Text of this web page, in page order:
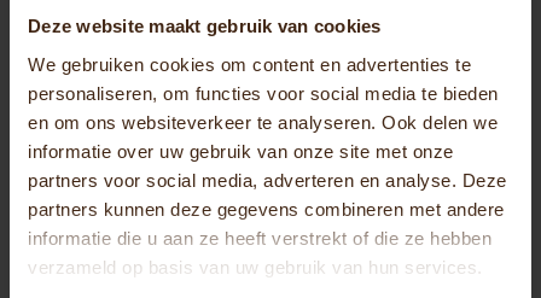
Deze website maakt gebruik van cookies
We gebruiken cookies om content en advertenties te
personaliseren, om functies voor social media te bieden
en om ons websiteverkeer te analyseren. Ook delen we
informatie over uw gebruik van onze site met onze
partners voor social media, adverteren en analyse. Deze
partners kunnen deze gegevens combineren met andere
informatie die u aan ze heeft verstrekt of die ze hebben
verzameld op basis van uw gebruik van hun services.
aan te houden zonder je te vermoeien. Voor
mensen met verminderde kracht of balans is het
verstandig om in lagere versnellingen te blijven
rijden, ook op vlak terrein. Dit voorkomt
overbelasting en houdt het fietsen plezierig.
Welke veelvoorkomende
schakelproblemen kunnen optreden
bij driewielers?